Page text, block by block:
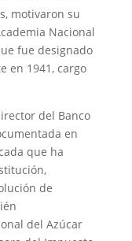
motivaron su
Nacional
fue designado
en 1941, cargo
del Banco
en
que ha
de
del Azúcar